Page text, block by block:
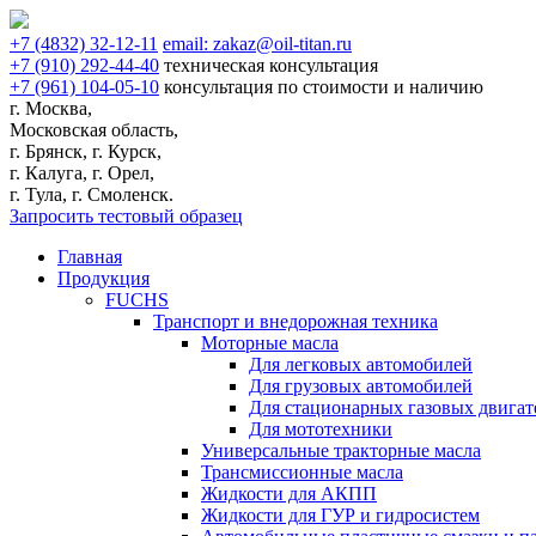
+7 (4832) 32-12-11 email: zakaz@oil-titan.ru
+7 (910) 292-44-40 техническая консультация
+7 (961) 104-05-10 консультация по стоимости и наличию
г. Москва,
Московская область,
г. Брянск, г. Курск,
г. Калуга, г. Орел,
г. Тула, г. Смоленск.
Запросить тестовый образец
Главная
Продукция
FUCHS
Транспорт и внедорожная техника
Моторные масла
Для легковых автомобилей
Для грузовых автомобилей
Для стационарных газовых
Для мототехники
Универсальные тракторные масла
Трансмиссионные масла
Жидкости для АКПП
Жидкости для ГУР и гидросистем